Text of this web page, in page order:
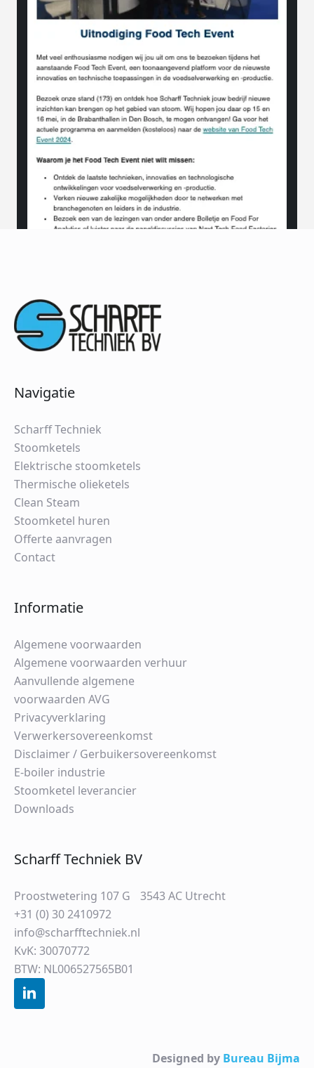
Navigatie
Scharff Techniek
Stoomketels
Elektrische stoomketels
Thermische olieketels
Clean Steam
Stoomketel huren
Offerte aanvragen
Contact
Informatie
Algemene voorwaarden
Algemene voorwaarden verhuur
Aanvullende algemene
voorwaarden AVG
Privacyverklaring
Verwerkersovereenkomst
Disclaimer / Gerbuikersovereenkomst
E-boiler industrie
Stoomketel leverancier
Downloads
Scharff Techniek BV
Proostwetering 107 G 3543 AC Utrecht
+31 (0) 30 2410972
info@scharfftechniek.nl
KvK: 30070772
BTW: NL006527565B01
Designed by Bureau Bijma